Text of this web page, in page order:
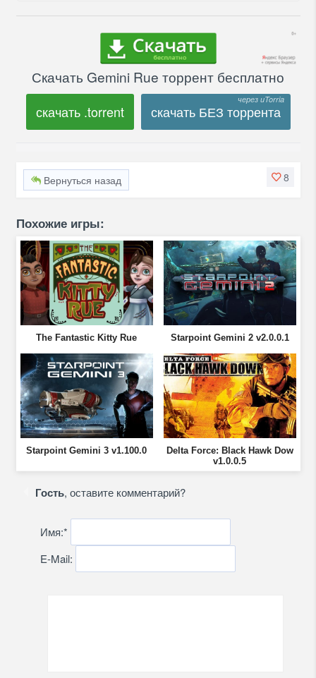
Скачать Gemini Rue торрент бесплатно
скачать .torrent скачать БЕЗ торрента
8
Вернуться назад
Похожие игры:
The Fantastic Kitty Rue Starpoint Gemini 2 v2.0.0.1
Starpoint Gemini 3 v1.100.0
Delta Force: Black Hawk Dow
v1.0.0.5
Гость, оставите комментарий?
Имя:*
E-Mail: